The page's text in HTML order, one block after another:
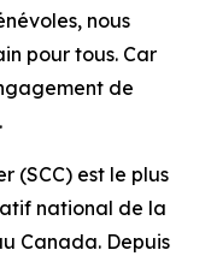
nous
pour tous. Car
de
(SCC) est le plus
national de la
Canada. Depuis